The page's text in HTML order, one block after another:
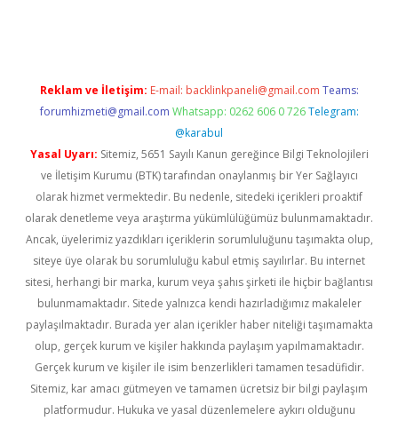
Reklam ve İletişim: E-mail: backlinkpaneli@gmail.com Teams:
forumhizmeti@gmail.com Whatsapp: 0262 606 0 726 Telegram:
@karabul
Yasal Uyarı: Sitemiz, 5651 Sayılı Kanun gereğince Bilgi Teknolojileri
ve İletişim Kurumu (BTK) tarafından onaylanmış bir Yer Sağlayıcı
olarak hizmet vermektedir. Bu nedenle, sitedeki içerikleri proaktif
olarak denetleme veya araştırma yükümlülüğümüz bulunmamaktadır.
Ancak, üyelerimiz yazdıkları içeriklerin sorumluluğunu taşımakta olup,
siteye üye olarak bu sorumluluğu kabul etmiş sayılırlar. Bu internet
sitesi, herhangi bir marka, kurum veya şahıs şirketi ile hiçbir bağlantısı
bulunmamaktadır. Sitede yalnızca kendi hazırladığımız makaleler
paylaşılmaktadır. Burada yer alan içerikler haber niteliği taşımamakta
olup, gerçek kurum ve kişiler hakkında paylaşım yapılmamaktadır.
Gerçek kurum ve kişiler ile isim benzerlikleri tamamen tesadüfidir.
Sitemiz, kar amacı gütmeyen ve tamamen ücretsiz bir bilgi paylaşım
platformudur. Hukuka ve yasal düzenlemelere aykırı olduğunu